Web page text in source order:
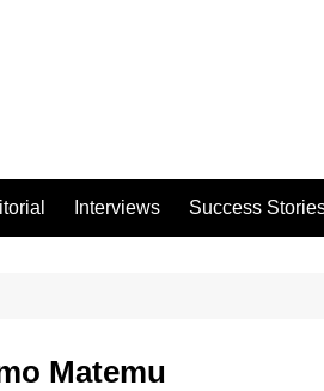
Interviews Success
Matemu